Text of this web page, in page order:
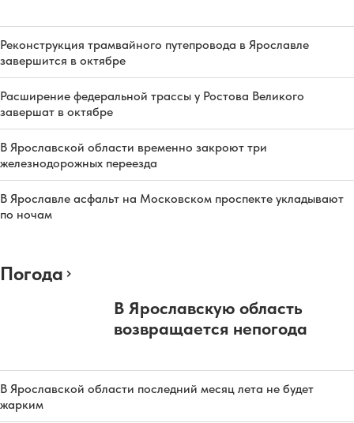
Реконструкция трамвайного путепровода в Ярославле
завершится в октябре
Расширение федеральной трассы у Ростова Великого
завершат в октябре
В Ярославской области временно закроют три
железнодорожных переезда
В Ярославле асфальт на Московском проспекте укладывают
по ночам
Погода
В Ярославскую область
возвращается непогода
В Ярославской области последний месяц лета не будет
жарким